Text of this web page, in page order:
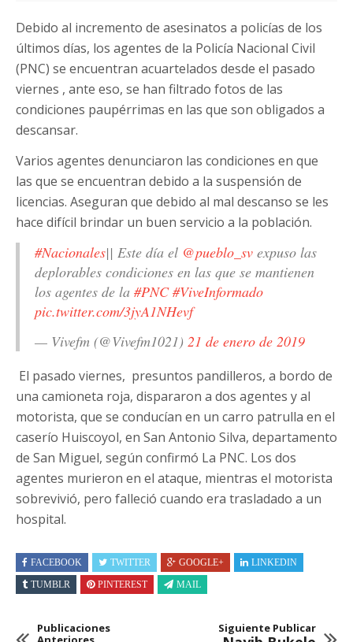
Debido al incremento de asesinatos a policías de los
últimos días, los agentes de la Policía Nacional Civil
(PNC) se encuentran acuartelados desde el pasado
viernes , ante eso, se han filtrado fotos de las
condiciones paupérrimas en las que son obligados a
descansar.
Varios agentes denunciaron las condiciones en que
las que se encuentran debido a la suspensión de
licencias. Aseguran que debido al mal descanso se les
hace difícil brindar un buen servicio a la población.
#Nacionales|| Este día el @pueblo_sv expuso las
deplorables condiciones en las que se mantienen
los agentes de la #PNC #ViveInformado
pic.twitter.com/3jyA1NHevf
— Vivefm (@Vivefm1021) 21 de enero de 2019
El pasado viernes, presuntos pandilleros, a bordo de
una camioneta roja, dispararon a dos agentes y al
motorista, que se conducían en un carro patrulla en el
caserío Huiscoyol, en San Antonio Silva, departamento
de San Miguel, según confirmó La PNC. Los dos
agentes murieron en el ataque, mientras el motorista
sobrevivió, pero falleció cuando era trasladado a un
hospital.
FACEBOOK TWITTER GOOGLE+
LINKEDIN
TUMBLR
PINTEREST MAIL
Publicaciones
Siguiente Publicar